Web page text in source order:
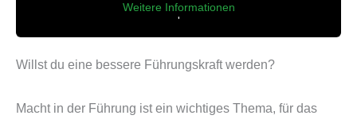
Weitere Informationen
'
Willst du eine bessere Führungskraft werden?
Macht in der Führung ist ein wichtiges Thema, für das